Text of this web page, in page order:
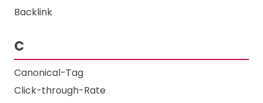
Backlink
C
Canonical-Tag
Click-through-Rate